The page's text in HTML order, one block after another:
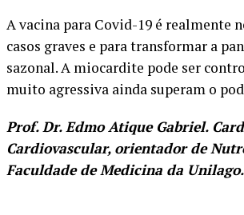
A vacina para Covid-19 é realmente
casos graves e para transformar a
sazonal. A miocardite pode ser
muito agressiva ainda superam o
Prof. Dr. Edmo Atique Gabriel.
Cardiovascular, orientador de
Faculdade de Medicina da Unilago.